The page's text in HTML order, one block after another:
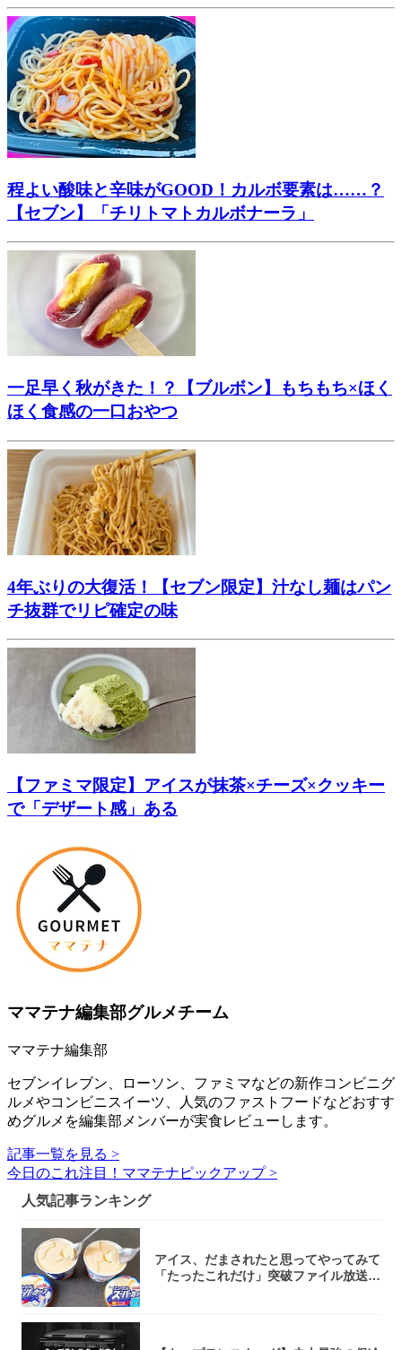
程よい酸味と辛味がGOOD！カルボ要素は……？
【セブン】「チリトマトカルボナーラ」
一足早く秋がきた！？【ブルボン】もちもち×ほく
ほく食感の一口おやつ
4年ぶりの大復活！【セブン限定】汁なし麺はパン
チ抜群でリピ確定の味
【ファミマ限定】アイスが抹茶×チーズ×クッキー
で「デザート感」ある
ママテナ編集部グルメチーム
ママテナ編集部
セブンイレブン、ローソン、ファミマなどの新作コンビニグ
ルメやコンビニスイーツ、人気のファストフードなどおすす
めグルメを編集部メンバーが実食レビューします。
記事一覧を見る >
今日のこれ注目！ママテナピックアップ >
人気記事ランキング
アイス、だまされたと思ってやってみて
「たったこれだけ」突破ファイル放送で